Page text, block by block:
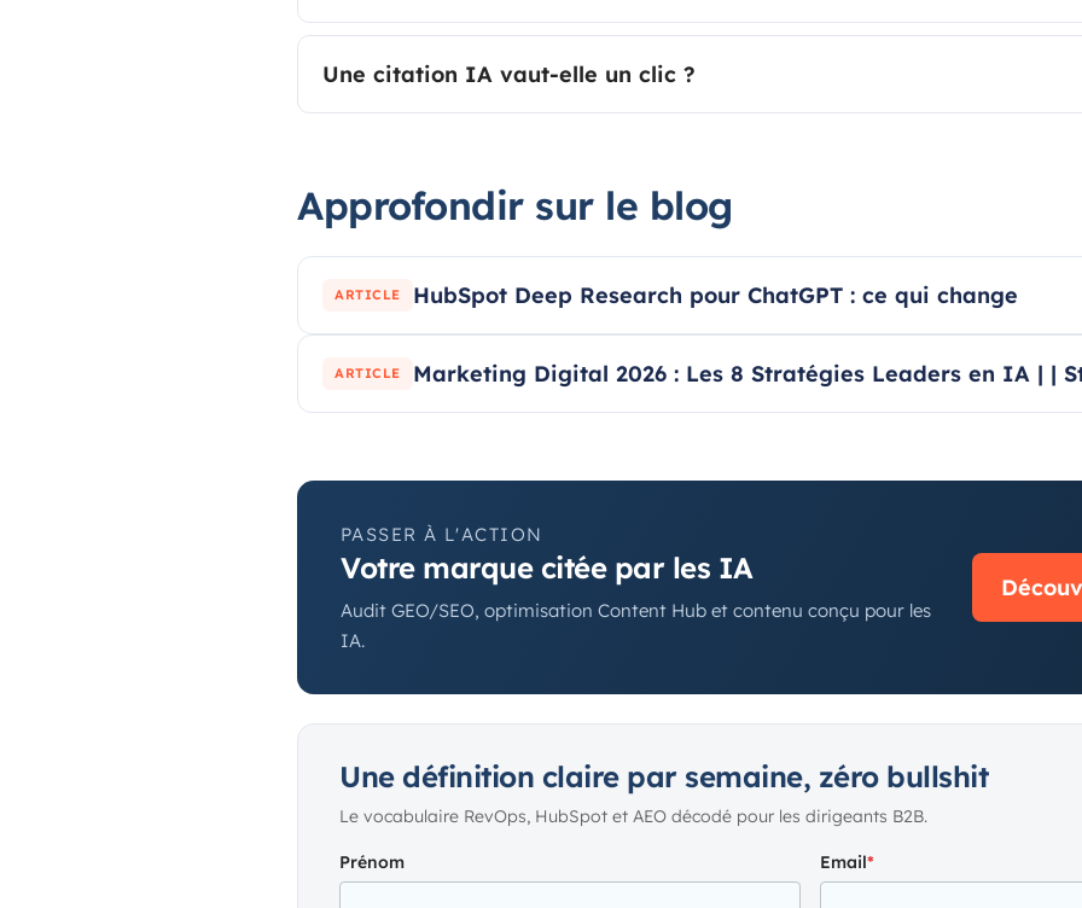
Une citation IA vaut-elle un clic ?
Approfondir sur le blog
ARTICLE HubSpot Deep Research pour ChatGPT : ce qui change
ARTICLE Marketing Digital 2026 : Les 8 Stratégies Leaders en IA | |
PASSER À L'ACTION
Votre marque citée par les IA
Audit GEO/SEO, optimisation Content Hub et contenu conçu pour les
IA.
Une définition claire par semaine, zéro bullshit
Le vocabulaire RevOps, HubSpot et AEO décodé pour les dirigeants B2B.
Prénom Email*